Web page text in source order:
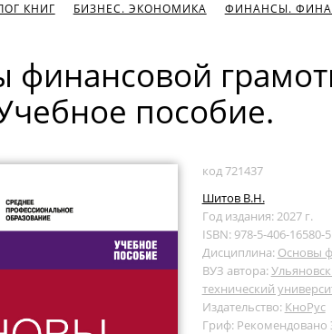
КНИГ БИЗНЕС. ЭКОНОМИКА
ФИНАНСЫ.
финансовой
пособие.
код 721437
Шитов В.Н.
Год издания: 2027 г.
ISBN: 978-5-406-16580-5
Дисциплина: Основы
ВУЗ автора:
технический
Издательство: КноРус
Гриф: